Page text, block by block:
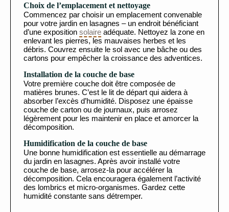
Choix de l’emplacement et nettoyage
Commencez par choisir un emplacement convenable
pour votre jardin en lasagnes – un endroit bénéficiant
d’une exposition solaire adéquate. Nettoyez la zone en
enlevant les pierres, les mauvaises herbes et les
débris. Couvrez ensuite le sol avec une bâche ou des
cartons pour empêcher la croissance des adventices.
Installation de la couche de base
Votre première couche doit être composée de
matières brunes. C’est le lit de départ qui aidera à
absorber l’excès d’humidité. Disposez une épaisse
couche de carton ou de journaux, puis arrosez
légèrement pour les maintenir en place et amorcer la
décomposition.
Humidification de la couche de base
Une bonne humidification est essentielle au démarrage
du jardin en lasagnes. Après avoir installé votre
couche de base, arrosez-la pour accélérer la
décomposition. Cela encouragera également l’activité
des lombrics et micro-organismes. Gardez cette
humidité constante sans détremper.